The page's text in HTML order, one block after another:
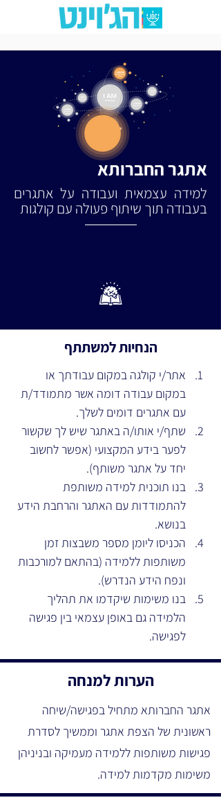
אתגר החברותא
למידה עצמאית ועבודה על אתגרים
בעבודה תוך שיתוף פעולה עם קולגות
הנחיות למשתתף
אתר/י קולגה במקום עבודתך או
במקום עבודה דומה אשר מתמודד/ת
עם אתגרים דומים לשלך.
שתף/י אותו/ה באתגר שיש לך שקשור
לפער בידע המקצועי (אפשר לחשוב
יחד על אתגר משותף).
בנו תוכנית למידה משותפת
להתמודדות עם האתגר והרחבת הידע
בנושא.
הכניסו ליומן מספר משבצות זמן
משותפות ללמידה (בהתאם למורכבות
ונפח הידע הנדרש).
בנו משימות שיקדמו את תהליך
הלמידה גם באופן עצמאי בין פגישה
לפגישה.
הערות למנחה
אתגר החברותא מתחיל בפגישה/שיחה
ראשונית של הצפת אתגר וממשיך לסדרת
פגישות משותפות ללמידה מעמיקה ובניניהן
משימות מקדמות למידה.